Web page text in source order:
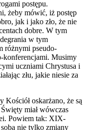
postępu.
żeby mówić, iż postęp
jak i jako zło, że nie
dobre. W tym
w tym
różnymi pseudo-
konferencjami. Musimy
uczniami Chrystusa i
złu, jakie niesie za
oskarżano, że są
miał wówczas
Powiem tak: XIX-
nie tylko zmiany